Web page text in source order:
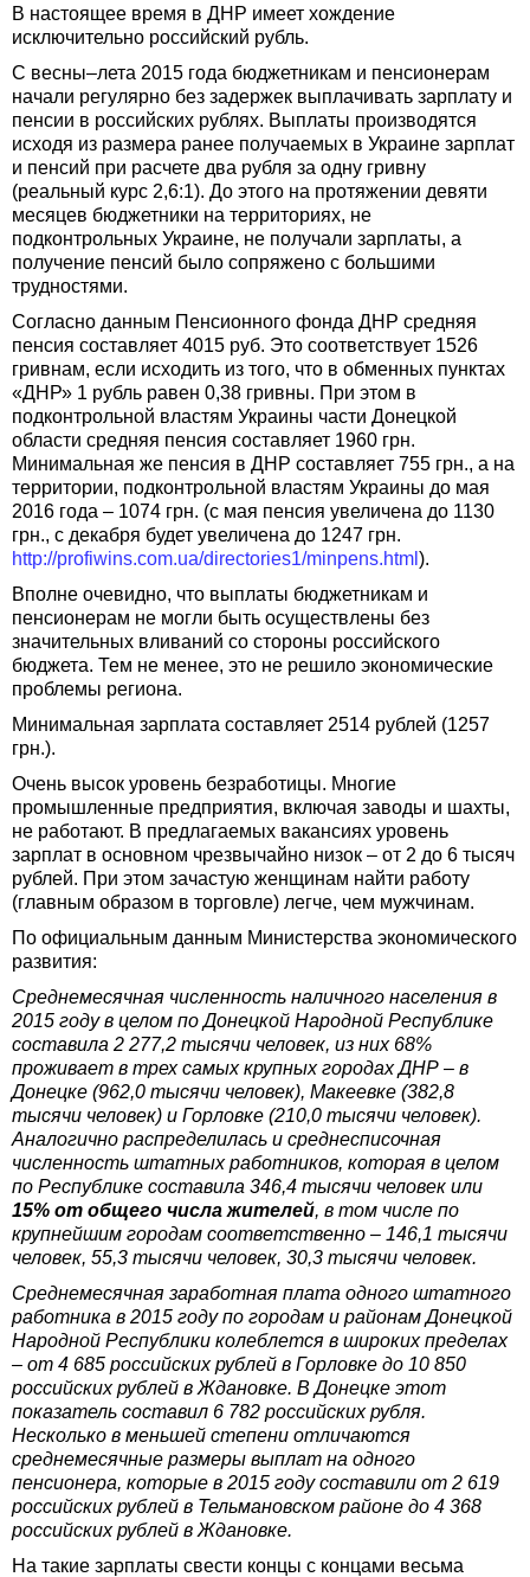
В настоящее время в ДНР имеет хождение
исключительно российский рубль.
С весны–лета 2015 года бюджетникам и пенсионерам
начали регулярно без задержек выплачивать зарплату и
пенсии в российских рублях. Выплаты производятся
исходя из размера ранее получаемых в Украине зарплат
и пенсий при расчете два рубля за одну гривну
(реальный курс 2,6:1). До этого на протяжении девяти
месяцев бюджетники на территориях, не
подконтрольных Украине, не получали зарплаты, а
получение пенсий было сопряжено с большими
трудностями.
Согласно данным Пенсионного фонда ДНР средняя
пенсия составляет 4015 руб. Это соответствует 1526
гривнам, если исходить из того, что в обменных пунктах
«ДНР» 1 рубль равен 0,38 гривны. При этом в
подконтрольной властям Украины части Донецкой
области средняя пенсия составляет 1960 грн.
Минимальная же пенсия в ДНР составляет 755 грн., а на
территории, подконтрольной властям Украины до мая
2016 года – 1074 грн. (с мая пенсия увеличена до 1130
грн., с декабря будет увеличена до 1247 грн.
http://profiwins.com.ua/directories1/minpens.html ).
Вполне очевидно, что выплаты бюджетникам и
пенсионерам не могли быть осуществлены без
значительных вливаний со стороны российского
бюджета. Тем не менее, это не решило экономические
проблемы региона.
Минимальная зарплата составляет 2514 рублей (1257
грн.).
Очень высок уровень безработицы. Многие
промышленные предприятия, включая заводы и шахты,
не работают. В предлагаемых вакансиях уровень
зарплат в основном чрезвычайно низок – от 2 до 6 тысяч
рублей. При этом зачастую женщинам найти работу
(главным образом в торговле) легче, чем мужчинам.
По официальным данным Министерства экономического
развития:
Среднемесячная численность наличного населения в
2015 году в целом по Донецкой Народной Республике
составила 2 277,2 тысячи человек, из них 68%
проживает в трех самых крупных городах ДНР – в
Донецке (962,0 тысячи человек), Макеевке (382,8
тысячи человек) и Горловке (210,0 тысячи человек).
Аналогично распределилась и среднесписочная
численность штатных работников, которая в целом
по Республике составила 346,4 тысячи человек или
15% от общего числа жителей, в том числе по
крупнейшим городам соответственно – 146,1 тысячи
человек, 55,3 тысячи человек, 30,3 тысячи человек.
Среднемесячная заработная плата одного штатного
работника в 2015 году по городам и районам Донецкой
Народной Республики колеблется в широких пределах
– от 4 685 российских рублей в Горловке до 10 850
российских рублей в Ждановке. В Донецке этот
показатель составил 6 782 российских рубля.
Несколько в меньшей степени отличаются
среднемесячные размеры выплат на одного
пенсионера, которые в 2015 году составили от 2 619
российских рублей в Тельмановском районе до 4 368
российских рублей в Ждановке.
На такие зарплаты свести концы с концами весьма